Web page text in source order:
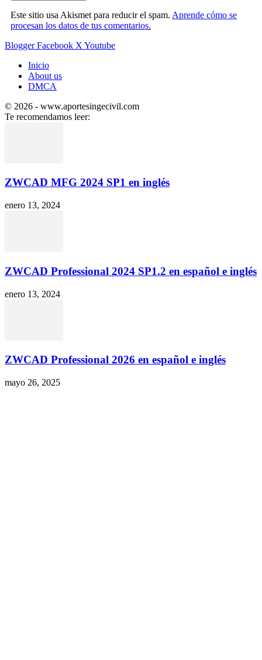
Este sitio usa Akismet para reducir el spam. Aprende cómo se
procesan los datos de tus comentarios.
Blogger Facebook X Youtube
Inicio
About us
DMCA
© 2026 - www.aportesingecivil.com
Te recomendamos leer:
ZWCAD MFG 2024 SP1 en inglés
enero 13, 2024
ZWCAD Professional 2024 SP1.2 en español e inglés
enero 13, 2024
ZWCAD Professional 2026 en español e inglés
mayo 26, 2025